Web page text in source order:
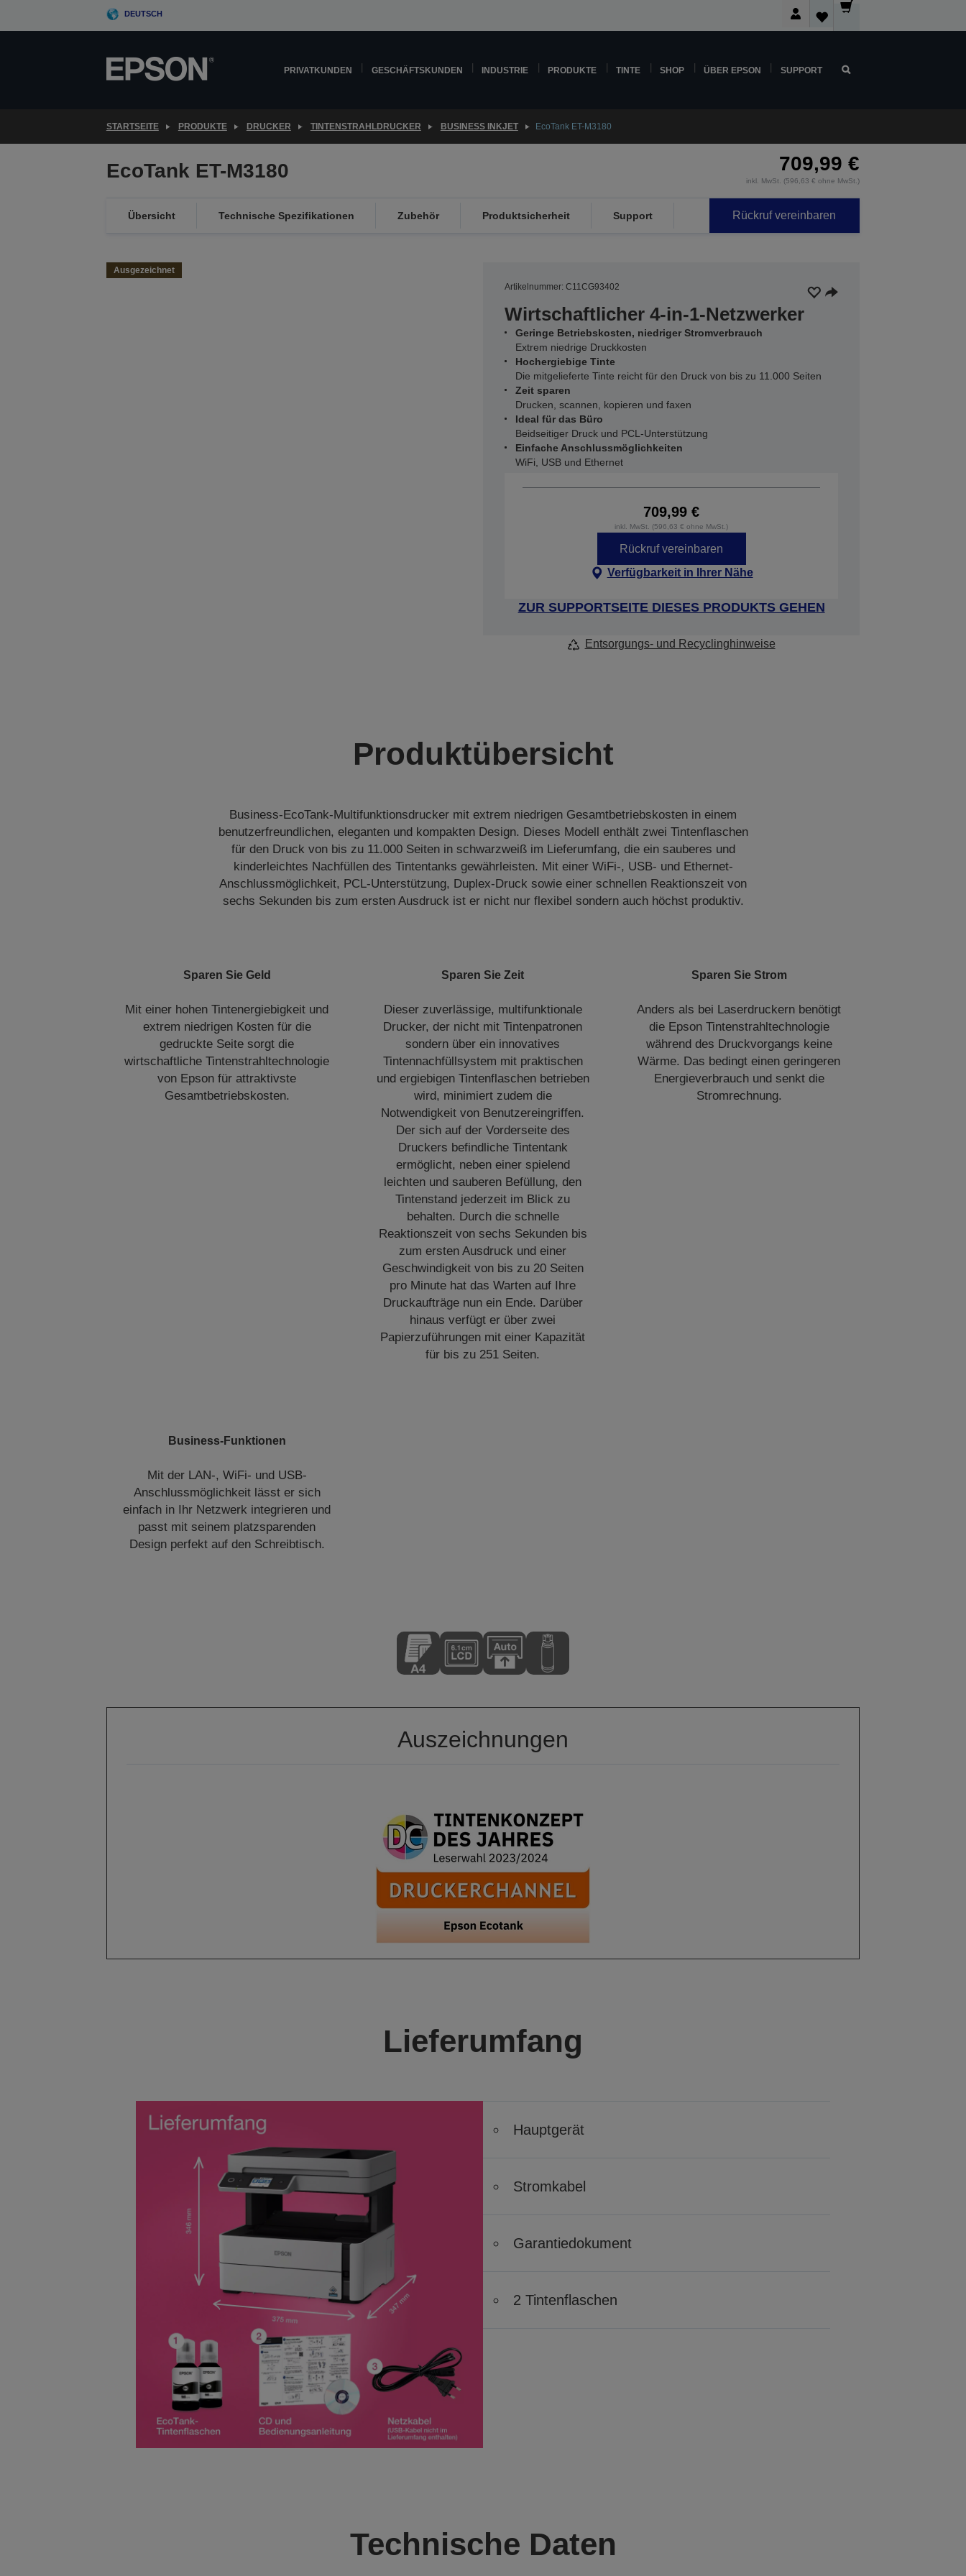
DEUTSCH
PRIVATKUNDEN GESCHÄFTSKUNDEN INDUSTRIE PRODUKTE TINTE SHOP ÜBER EPSON SUPPORT
STARTSEITE PRODUKTE DRUCKER TINTENSTRAHLDRUCKER BUSINESS INKJET EcoTank ET-M3180
EcoTank ET-M3180 709,99 €
inkl. MwSt. (596,63 € ohne MwSt.)
Übersicht Technische Spezifikationen Zubehör Produktsicherheit Support Rückruf vereinbaren
Ausgezeichnet
Artikelnummer: C11CG93402
Wirtschaftlicher 4-in-1-Netzwerker
Geringe Betriebskosten, niedriger Stromverbrauch
Extrem niedrige Druckkosten
Hochergiebige Tinte
Die mitgelieferte Tinte reicht für den Druck von bis zu 11.000 Seiten
Zeit sparen
Drucken, scannen, kopieren und faxen
Ideal für das Büro
Beidseitiger Druck und PCL-Unterstützung
Einfache Anschlussmöglichkeiten
WiFi, USB und Ethernet
709,99 €
inkl. MwSt. (596,63 € ohne MwSt.)
Rückruf vereinbaren
Verfügbarkeit in Ihrer Nähe
ZUR SUPPORTSEITE DIESES PRODUKTS GEHEN
Entsorgungs- und Recyclinghinweise
Produktübersicht
Business-EcoTank-Multifunktionsdrucker mit extrem niedrigen Gesamtbetriebskosten in einem
benutzerfreundlichen, eleganten und kompakten Design. Dieses Modell enthält zwei Tintenflaschen
für den Druck von bis zu 11.000 Seiten in schwarzweiß im Lieferumfang, die ein sauberes und
kinderleichtes Nachfüllen des Tintentanks gewährleisten. Mit einer WiFi-, USB- und Ethernet-
Anschlussmöglichkeit, PCL-Unterstützung, Duplex-Druck sowie einer schnellen Reaktionszeit von
sechs Sekunden bis zum ersten Ausdruck ist er nicht nur flexibel sondern auch höchst produktiv.
Sparen Sie Geld
Mit einer hohen Tintenergiebigkeit und
extrem niedrigen Kosten für die
gedruckte Seite sorgt die
wirtschaftliche Tintenstrahltechnologie
von Epson für attraktivste
Gesamtbetriebskosten.
Sparen Sie Zeit
Dieser zuverlässige, multifunktionale
Drucker, der nicht mit Tintenpatronen
sondern über ein innovatives
Tintennachfüllsystem mit praktischen
und ergiebigen Tintenflaschen betrieben
wird, minimiert zudem die
Notwendigkeit von Benutzereingriffen.
Der sich auf der Vorderseite des
Druckers befindliche Tintentank
ermöglicht, neben einer spielend
leichten und sauberen Befüllung, den
Tintenstand jederzeit im Blick zu
behalten. Durch die schnelle
Reaktionszeit von sechs Sekunden bis
zum ersten Ausdruck und einer
Geschwindigkeit von bis zu 20 Seiten
pro Minute hat das Warten auf Ihre
Druckaufträge nun ein Ende. Darüber
hinaus verfügt er über zwei
Papierzuführungen mit einer Kapazität
für bis zu 251 Seiten.
Sparen Sie Strom
Anders als bei Laserdruckern benötigt
die Epson Tintenstrahltechnologie
während des Druckvorgangs keine
Wärme. Das bedingt einen geringeren
Energieverbrauch und senkt die
Stromrechnung.
Business-Funktionen
Mit der LAN-, WiFi- und USB-
Anschlussmöglichkeit lässt er sich
einfach in Ihr Netzwerk integrieren und
passt mit seinem platzsparenden
Design perfekt auf den Schreibtisch.
Auszeichnungen
Lieferumfang
Hauptgerät
Stromkabel
Garantiedokument
2 Tintenflaschen
Technische Daten